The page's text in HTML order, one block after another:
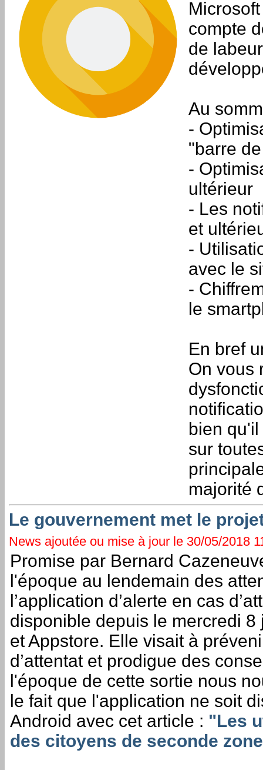
compte
de
Au
-
"barre
-
ultérieur
- Les
et
-
avec le
-
le
En bref
On vous
bien
sur
majorité
Le gouvernement met le
News ajoutée ou mise à jour le 30/05/2018
Promise par Bernard
l'époque au lendemain des
l’application d’alerte en cas
disponible depuis le mercredi
et Appstore. Elle visait à
d’attentat et prodigue des
l'époque de cette sortie nous
le fait que l'application ne soit
Android avec cet article : "Les
des citoyens de seconde